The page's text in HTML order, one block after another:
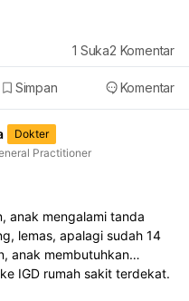
Simpan Komentar
1 Suka2 Komentar
Dokter
Practitioner
anak mengalami tanda
lemas, apalagi sudah 14
anak membutuhkan
IGD rumah sakit terdekat.